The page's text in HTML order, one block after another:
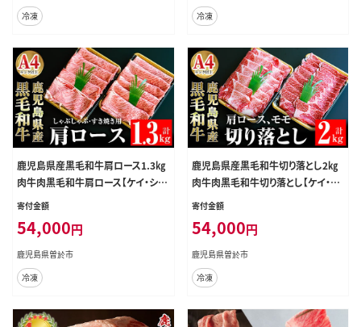
冷凍
冷凍
鹿児島県産黒毛和牛肩ロース1.3㎏
肉牛肉黒毛和牛肩ロース【ケイ・ショ
ップ味彩館】D25-v01
寄付金額
54,000円
鹿児島県曽於市
冷凍
鹿児島県産黒毛和牛切り落とし2㎏
肉牛肉黒毛和牛切り落とし【ケイ・シ
ョップ味彩館】D27-v01
寄付金額
54,000円
鹿児島県曽於市
冷凍